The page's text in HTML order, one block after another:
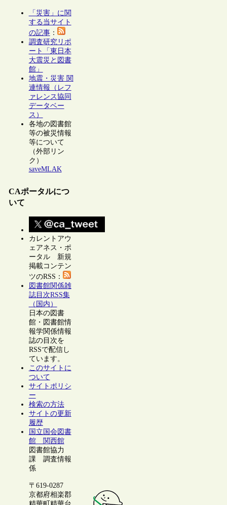
「災害」に関
する当サイト
の記事：
調査研究リポ
ート「東日本
大震災と図書
館」
地震・災害 関
連情報（レフ
ァレンス協同
データベー
ス）
各地の図書館
等の被災情報
等について
（外部リン
ク）
saveMLAK
CAポータルにつ
いて
カレントアウ
ェアネス・ポ
ータル 新規
掲載コンテン
ツのRSS：
図書館関係雑
誌目次RSS集
（国内）
日本の図書
館・図書館情
報学関係情報
誌の目次を
RSSで配信し
ています。
このサイトに
ついて
サイトポリシ
ー
検索の方法
サイトの更新
履歴
国立国会図書
館 関西館
図書館協力
課 調査情報
係
〒619-0287
京都府相楽郡